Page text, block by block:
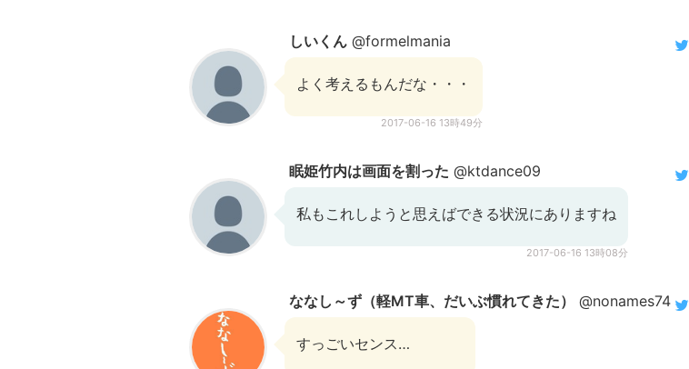
しいくん @formelmania
よく考えるもんだな・・・
2017-06-16 13時49分
眠姫竹内は画面を割った @ktdance09
私もこれしようと思えばできる状況にありますね
2017-06-16 13時08分
ななし～ず（軽MT車、だいぶ慣れてきた） @nonames74
すっごいセンス…